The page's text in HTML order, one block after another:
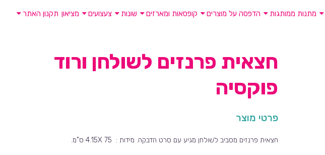
מתנות ממותגות הדפסה על מוצרים קופסאות ומארזים שונות צעצועים מציאון תקנון האתר
חצאית פרנזים לשולחן ורוד
פוקסיה
פרטי מוצר
חצאית פרנזים מסביב לשולחן מגיע עם סרט הדבקה. מידות : 4.15X 75 ס"מ.